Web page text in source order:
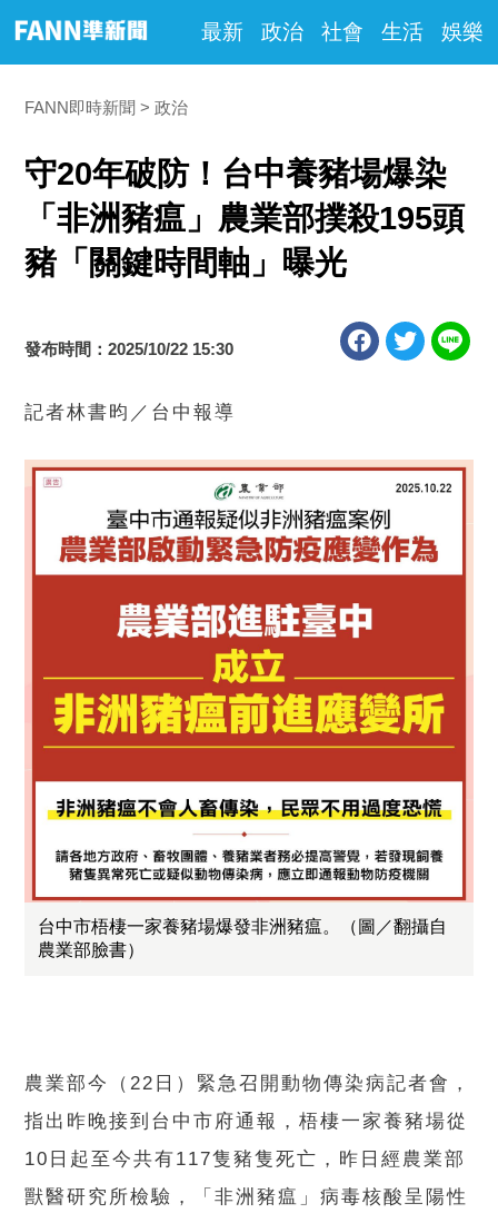
最新 政治 社會 生活 娛樂
FANN即時新聞 政治
守20年破防！台中養豬場爆染
「非洲豬瘟」農業部撲殺195頭
豬「關鍵時間軸」曝光
發布時間：2025/10/22 15:30
記者林書昀／台中報導
台中市梧棲一家養豬場爆發非洲豬瘟。（圖／翻攝自
農業部臉書）
農業部今（22日）緊急召開動物傳染病記者會，
指出昨晚接到台中市府通報，梧棲一家養豬場從
10日起至今共有117隻豬隻死亡，昨日經農業部
獸醫研究所檢驗，「非洲豬瘟」病毒核酸呈陽性